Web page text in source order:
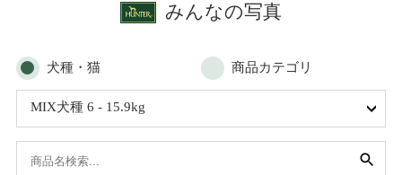
みんなの写真
犬種・猫 商品カテゴリ
MIX犬種 6 - 15.9kg